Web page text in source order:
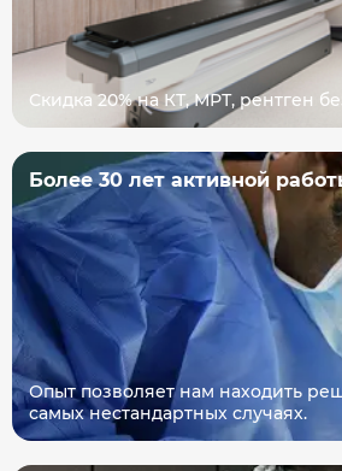
Скидка 20% на КТ, МРТ, рентген
Более 30 лет активной
Опыт позволяет нам находить
самых нестандартных случаях.